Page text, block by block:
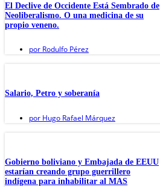
El Declive de Occidente Está Sembrado de
Neoliberalismo. O una medicina de su
propio veneno.
por Rodulfo Pérez
Salario, Petro y soberanía
por Hugo Rafael Márquez
Gobierno boliviano y Embajada de EEUU
estarían creando grupo guerrillero
indígena para inhabilitar al MAS